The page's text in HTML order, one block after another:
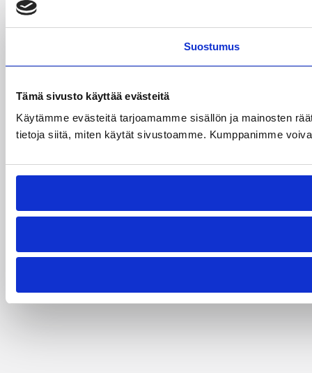
Suostumus
Tämä sivusto käyttää evästeitä
Käytämme evästeitä tarjoamamme sisällön ja mainosten
tietoja siitä, miten käytät sivustoamme. Kumppanimme